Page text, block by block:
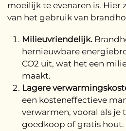
moeilijk te evenaren is. Hier
van het gebruik van
Milieuvriendelijk.
hernieuwbare
CO2 uit, wat het een
maakt.
Lagere
een kosteneffectieve
verwarmen, vooral als
goedkoop of gratis hout.